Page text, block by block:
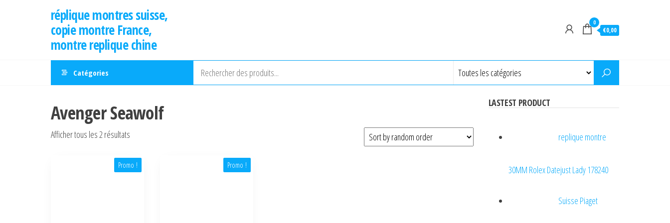
réplique montres suisse,
copie montre France,
montre replique chine
0
€0,00
Catégories
Avenger Seawolf
Afficher tous les 2 résultats
Promo ! Promo !
LASTEST PRODUCT
replique montre
30MM Rolex Datejust Lady 178240
Suisse Piaget